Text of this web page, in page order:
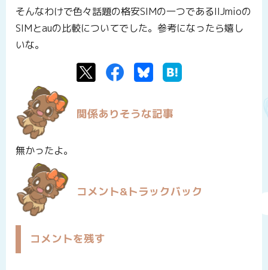
そんなわけで色々話題の格安SIMの一つであるIIJmioの
SIMとauの比較についてでした。参考になったら嬉し
いな。
TwitterFacebookBluesky
関係ありそうな記事
無かったよ。
コメント&トラックバック
コメントを残す